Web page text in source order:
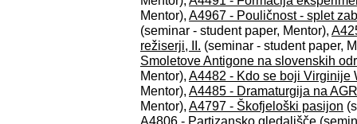
Mentor), A4967 - Pouličnost - splet
(seminar - student paper, Mentor),
režiserji, II. (seminar - student paper,
Smoletove Antigone na slovenskih
Mentor), A4482 - Kdo se boji Virginije
Mentor), A4485 - Dramaturgija na
Mentor), A4797 - Škofjeloški pasijon